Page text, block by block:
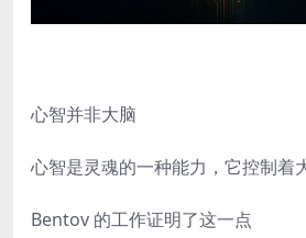
心智并非大脑
心智是灵魂的一种能力，它控制着
Bentov 的工作证明了这一点